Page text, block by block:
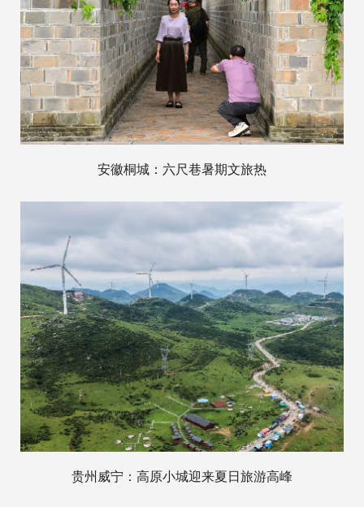
安徽桐城：六尺巷暑期文旅热
贵州威宁：高原小城迎来夏日旅游高峰